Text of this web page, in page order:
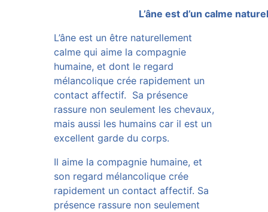
L’âne est d’un calme naturel
L’âne est un être naturellement
calme qui aime la compagnie
humaine, et dont le regard
mélancolique crée rapidement un
contact affectif. Sa présence
rassure non seulement les chevaux,
mais aussi les humains car il est un
excellent garde du corps.
Il aime la compagnie humaine, et
son regard mélancolique crée
rapidement un contact affectif. Sa
présence rassure non seulement